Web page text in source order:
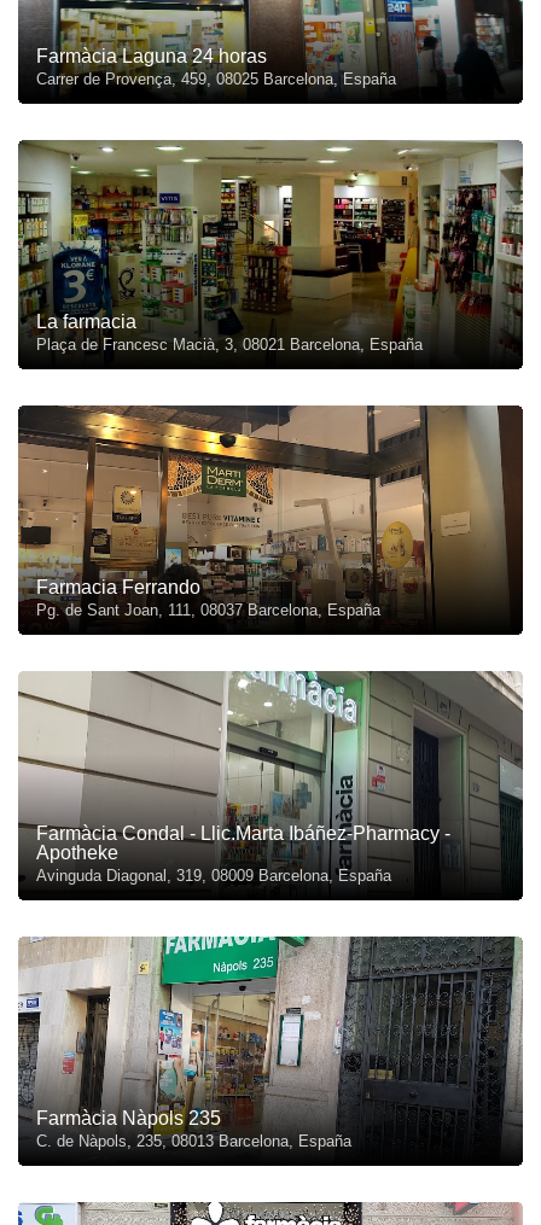
Farmàcia Laguna 24 horas
Carrer de Provença, 459, 08025 Barcelona, España
La farmacia
Plaça de Francesc Macià, 3, 08021 Barcelona, España
Farmacia Ferrando
Pg. de Sant Joan, 111, 08037 Barcelona, España
Farmàcia Condal - Llic.Marta Ibáñez-Pharmacy -
Apotheke
Avinguda Diagonal, 319, 08009 Barcelona, España
Farmàcia Nàpols 235
C. de Nàpols, 235, 08013 Barcelona, España